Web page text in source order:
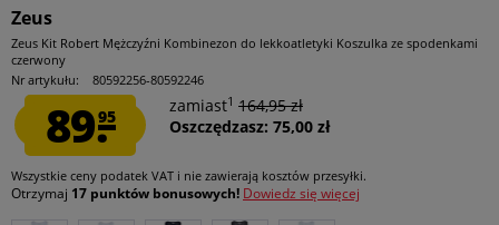
Zeus
Zeus Kit Robert Mężczyźni Kombinezon do lekkoatletyki Koszulka ze spodenkami
czerwony
Nr artykułu:
80592256-80592246
89.95
zamiast1 164,95 zł
Oszczędzasz: 75,00 zł
Wszystkie ceny podatek VAT i nie zawierają kosztów przesyłki.
Otrzymaj 17 punktów bonusowych! Dowiedz się więcej